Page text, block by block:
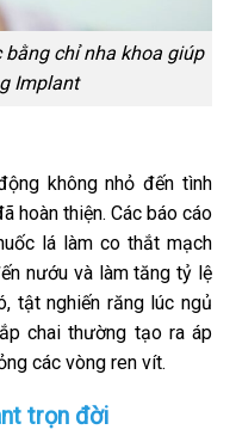
bằng chỉ nha khoa giúp
Implant
không nhỏ đến tình
hoàn thiện. Các báo cáo
lá làm co thắt mạch
nướu và làm tăng tỷ lệ
tật nghiến răng lúc ngủ
chai thường tạo ra áp
các vòng ren vít.
trọn đời